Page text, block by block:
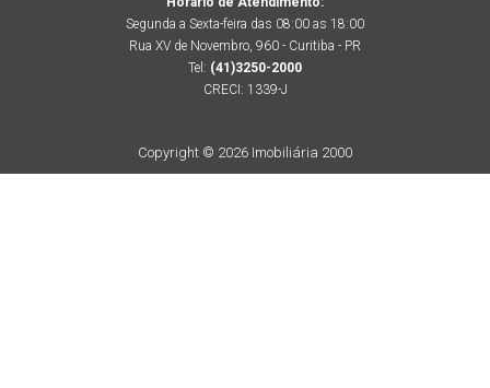
Segunda a Sexta-feira das 08:00 as 18:00
Rua XV de Novembro, 960 - Curitiba - PR
Tel: (41)3250-2000
CRECI: 1339-J
Copyright © 2026 Imobiliária 2000